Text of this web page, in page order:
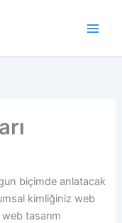
biçimde anlatacak
kimliğiniz web
web tasarım